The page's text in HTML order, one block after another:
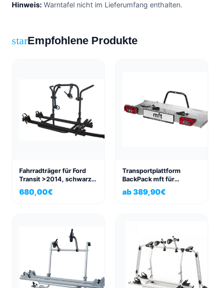
Hinweis: Warntafel nicht im Lieferumfang enthalten.
starEmpfohlene Produkte
Fahrradträger für Ford
Transit >2014, schwarz,
für zwei Räder
680,00€
Transportplattform
BackPack mft für
Anhängerkupplung
abklappbar, Kupplungs-
ab389,90€